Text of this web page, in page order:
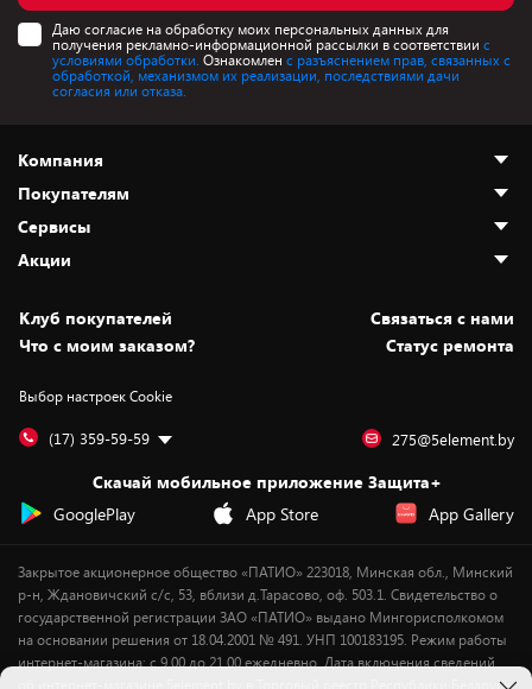
Даю согласие на обработку моих персональных данных для
получения рекламно-информационной рассылки в соответствии с
условиями обработки. Ознакомлен с разъяснением прав, связанных с
обработкой, механизмом их реализации, последствиями дачи
согласия или отказа.
Компания
О нас
Адреса магазинов
Новости
Статьи и обзоры
Вакансии
Дай пять добру!
Покупателям
Как сделать заказ
Оплата и доставка
Безналичный расчёт
Обмен и возврат товара
Обработка персональных данных
Подарочные карты
Сервисы
Установка техники
Для игровых консолей
Для мобильных устройств
Для компьютеров
Сервисные центры
Акции
Скидки и промокоды
Белорусские товары
Бонусы
Оплата частями
Уценка
Клуб покупателей
Cвязаться с нами
Что с моим заказом?
Статус ремонта
Выбор настроек Cookie
(17) 359-59-59 275@5element.by
Скачай мобильное приложение Защита+
GooglePlay
App Store App Gallery
Закрытое акционерное общество «ПАТИО» 223018, Минская обл., Минский
р-н, Ждановичский с/с, 53, вблизи д.Тарасово, оф. 503.1. Свидетельство о
государственной регистрации ЗАО «ПАТИО» выдано Мингорисполкомом
на основании решения от 18.04.2001 № 491. УНП 100183195. Режим работы
интернет-магазина: с 9.00 до 21.00 ежедневно. Дата включения сведений
об интернет-магазине 5element.by в Торговый реестр Республики Беларусь